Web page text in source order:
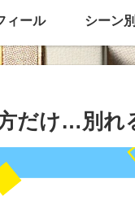
ィール シーン
だけ…別れ